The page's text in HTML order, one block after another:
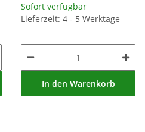
Sofort verfügbar
Lieferzeit: 4 - 5 Werktage
In den Warenkorb